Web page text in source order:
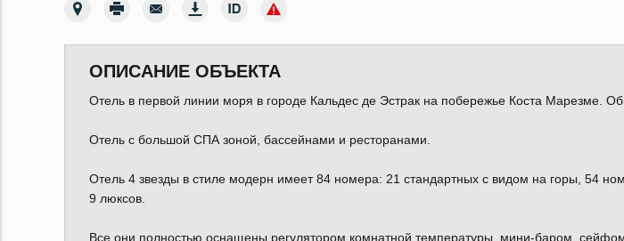
ОПИСАНИЕ ОБЪЕКТА
Отель в первой линии моря в городе Кальдес де Эстрак на побережье Коста Марезме.
Отель с большой СПА зоной, бассейнами и ресторанами.
Отель 4 звезды в стиле модерн имеет 84 номера: 21 стандартных с видом на горы, 54
9 люксов.
Все они полностью оснащены регулятором комнатной температуры, мини-баром,